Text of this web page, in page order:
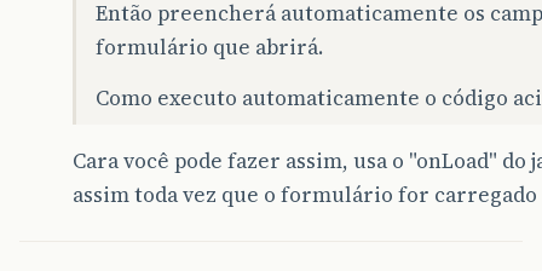
Então preencherá automaticamente os
formulário que abrirá.
Como executo automaticamente o código
Cara você pode fazer assim, usa o "onLoad" do
assim toda vez que o formulário for